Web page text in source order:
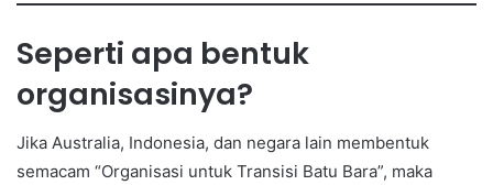
Seperti apa bentuk
organisasinya?
Jika Australia, Indonesia, dan negara lain membentuk
semacam “Organisasi untuk Transisi Batu Bara”, maka